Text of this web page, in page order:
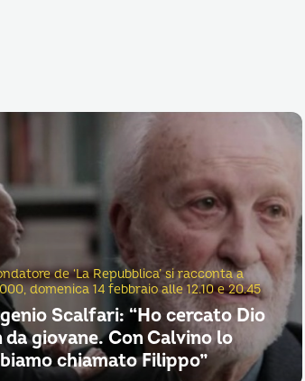
de ‘La Repubblica’ si racconta a
domenica 14 febbraio alle 12.10 e 20.45
Scalfari: “Ho cercato Dio
da giovane. Con Calvino lo
chiamato Filippo”